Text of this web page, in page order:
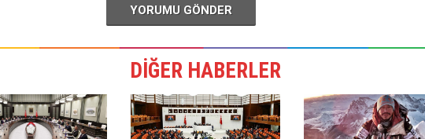
YORUMU GÖNDER
DİĞER HABERLER